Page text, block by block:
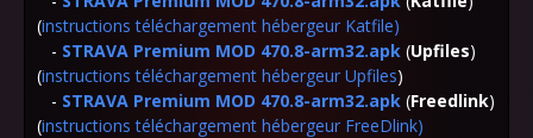
(instructions téléchargement hébergeur Katfile)
- STRAVA Premium MOD 470.8-arm32.apk (Upfiles)
(instructions téléchargement hébergeur Upfiles)
- STRAVA Premium MOD 470.8-arm32.apk (Freedlink)
(instructions téléchargement hébergeur FreeDlink)